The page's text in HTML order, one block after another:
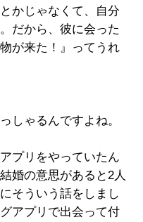
かじゃなくて、自分
だから、彼に会った
が来た！』ってうれ
しゃるんですよね。
プリをやっていたん
婚の意思があると2人
そういう話をしまし
アプリで出会って付